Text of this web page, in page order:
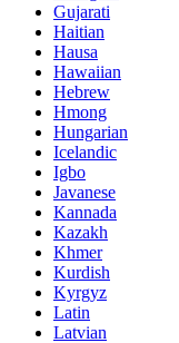
Gujarati
Haitian
Hausa
Hawaiian
Hebrew
Hmong
Hungarian
Icelandic
Igbo
Javanese
Kannada
Kazakh
Khmer
Kurdish
Kyrgyz
Latin
Latvian